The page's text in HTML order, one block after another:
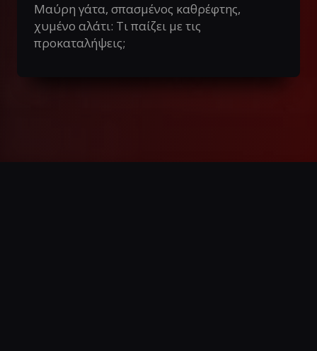
Μαύρη γάτα, σπασμένος καθρέφτης,
χυμένο αλάτι: Τι παίζει με τις
προκαταλήψεις;